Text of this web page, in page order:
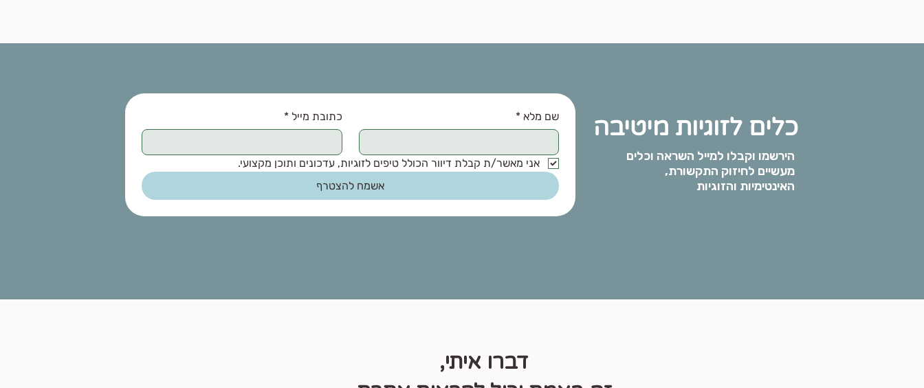
כלים לזוגיות מיטיבה
הירשמו וקבלו למייל השראה וכלים
מעשיים לחיזוק התקשורת,
האינטימיות והזוגיות
שם מלא * כתובת מייל *
אני מאשר/ת קבלת דיוור הכולל טיפים לזוגיות, עדכונים ותוכן מקצועי.
אשמח להצטרף
דברו איתי,